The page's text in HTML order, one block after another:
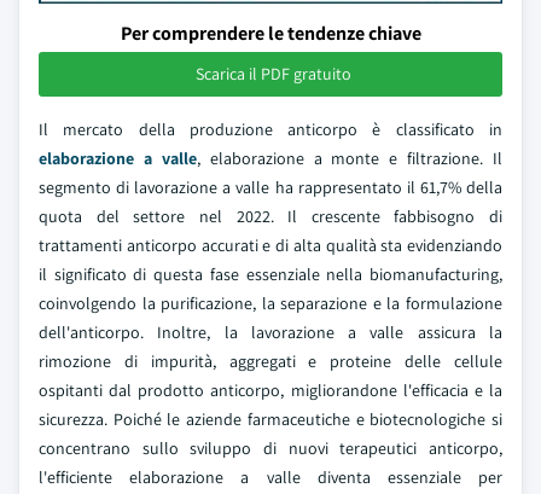
Per comprendere le tendenze chiave
Scarica il PDF gratuito
Il mercato della produzione anticorpo è classificato in
elaborazione a valle, elaborazione a monte e filtrazione. Il
segmento di lavorazione a valle ha rappresentato il 61,7% della
quota del settore nel 2022. Il crescente fabbisogno di
trattamenti anticorpo accurati e di alta qualità sta evidenziando
il significato di questa fase essenziale nella biomanufacturing,
coinvolgendo la purificazione, la separazione e la formulazione
dell'anticorpo. Inoltre, la lavorazione a valle assicura la
rimozione di impurità, aggregati e proteine delle cellule
ospitanti dal prodotto anticorpo, migliorandone l'efficacia e la
sicurezza. Poiché le aziende farmaceutiche e biotecnologiche si
concentrano sullo sviluppo di nuovi terapeutici anticorpo,
l'efficiente elaborazione a valle diventa essenziale per